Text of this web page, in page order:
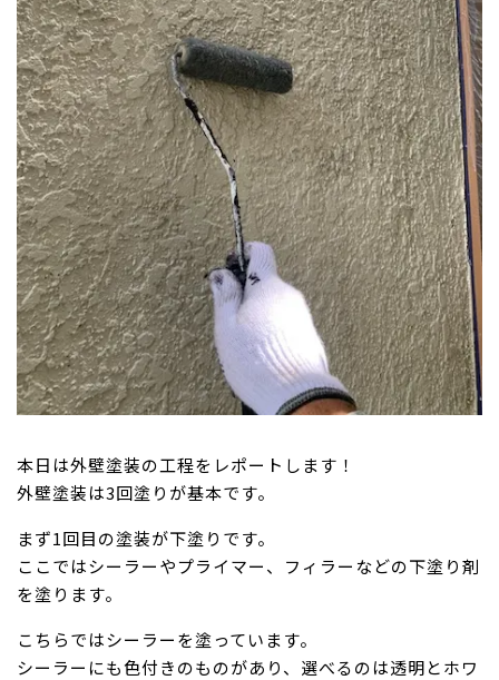
本日は外壁塗装の工程をレポートします！
外壁塗装は3回塗りが基本です。
まず1回目の塗装が下塗りです。
ここではシーラーやプライマー、フィラーなどの下塗り剤
を塗ります。
こちらではシーラーを塗っています。
シーラーにも色付きのものがあり、選べるのは透明とホワ